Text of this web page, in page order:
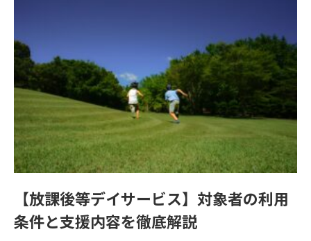
【放課後等デイサービス】対象者の利用
条件と支援内容を徹底解説